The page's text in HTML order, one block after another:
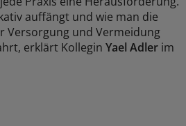
auffängt und wie man die
Versorgung und Vermeidung
erklärt Kollegin Yael Adler im